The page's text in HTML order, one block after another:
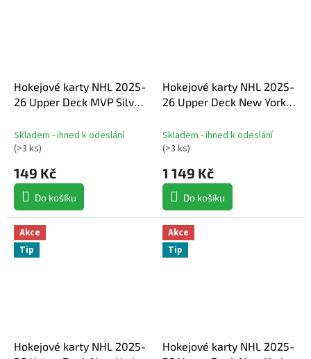
Hokejové karty NHL 2025-
26 Upper Deck MVP Silver
Balíček
Skladem - ihned k odeslání
(>3 ks)
149 Kč
Do košíku
Hokejové karty NHL 2025-
26 Upper Deck New York
Set
Skladem - ihned k odeslání
(>3 ks)
1 149 Kč
Do košíku
Akce
Tip
Hokejové karty NHL 2025-
Akce
Tip
Hokejové karty NHL 2025-